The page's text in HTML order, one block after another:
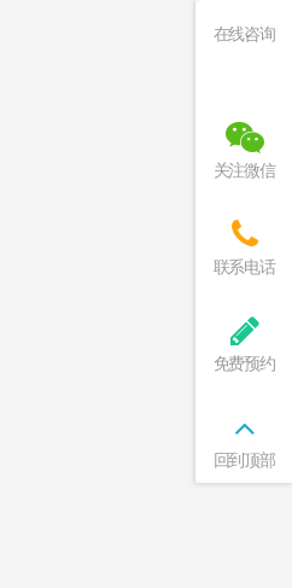
在线咨询
关注微信
联系电话
免费预约
回到顶部